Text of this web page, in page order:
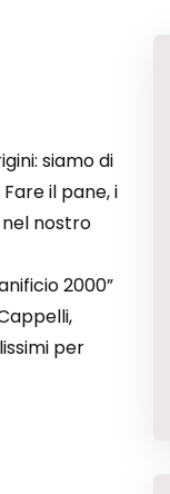
siamo di
il pane, i
nostro
2000”
per